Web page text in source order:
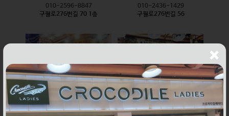
010-2596-8847
구월로276번길 70 1층
010-2436-1429
구월로276번길 56
웰빙즉석손두부 윤하네건어물